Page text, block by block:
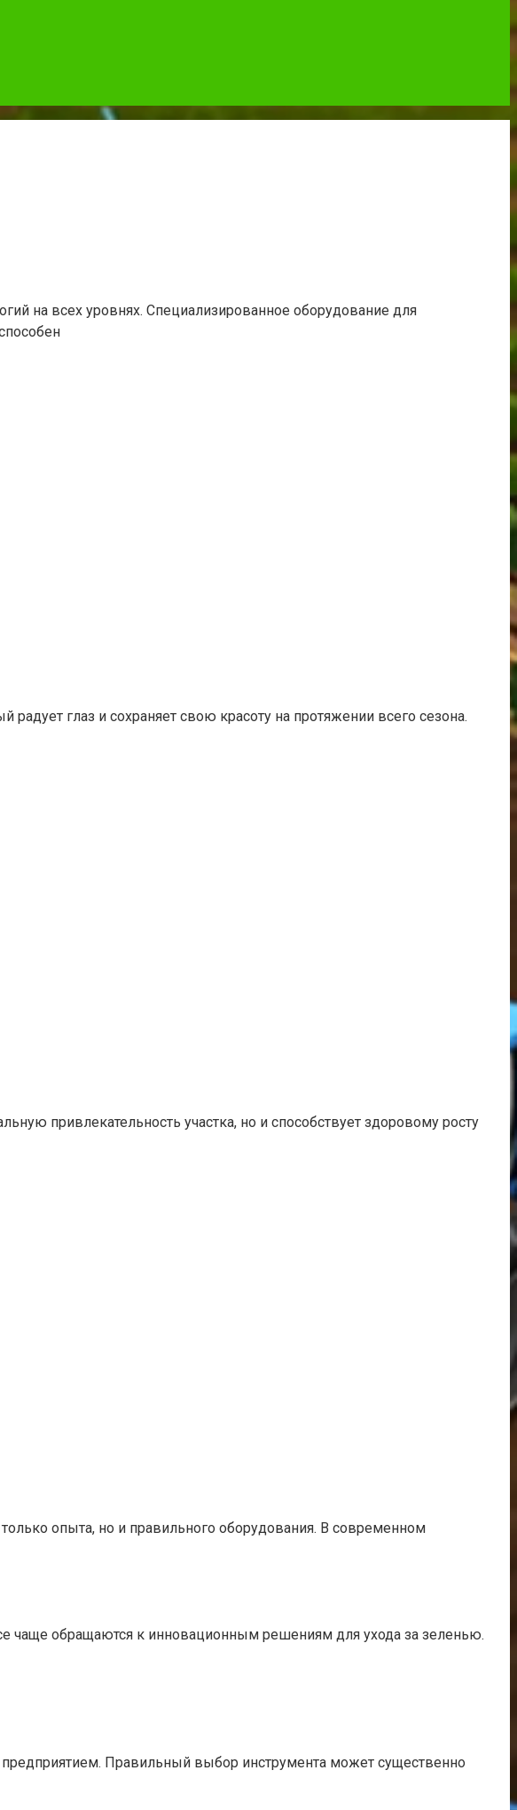
на всех уровнях. Специализированное оборудование для
глаз и сохраняет свою красоту на протяжении всего сезона.
привлекательность участка, но и способствует здоровому росту
опыта, но и правильного оборудования. В современном
чаще обращаются к инновационным решениям для ухода за зеленью.
Правильный выбор инструмента может существенно